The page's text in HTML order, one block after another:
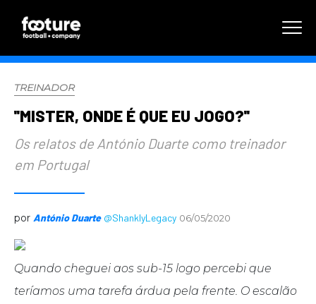
TREINADOR
''MISTER, ONDE É QUE EU JOGO?''
Os relatos de António Duarte como treinador
em Portugal
por António Duarte @ShanklyLegacy 06/05/2020
Quando cheguei aos sub-15 logo percebi que
teríamos uma tarefa árdua pela frente. O escalão